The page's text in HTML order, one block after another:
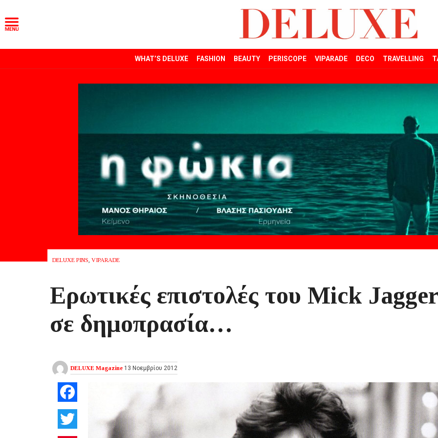
WHAT’S DELUXE FASHION BEAUTY PERISCOPE VIPARADE DECO TRAVELLING
DELUXE PINS, VIPARADE
Ερωτικές επιστολές του Mick Jagger
σε δημοπρασία…
DELUXE Magazine 13 Νοεμβρίου 2012